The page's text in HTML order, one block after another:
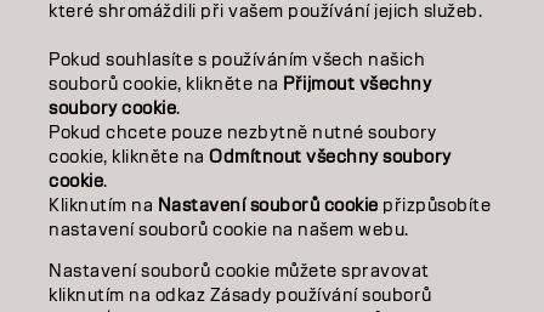
STYLING
INSPIRACE
VZDĚLÁVÁNÍ
O NÁS
SALON FINDER
STAŇTE SE PARTNEREM
které shromáždili při vašem používání jejich služeb.
Pokud souhlasíte s používáním všech našich
souborů cookie, klikněte na Přijmout všechny
soubory cookie.
Pokud chcete pouze nezbytně nutné soubory
cookie, klikněte naOdmítnout všechny soubory
cookie.
Kliknutím na Nastavení souborů cookie přizpůsobíte
nastavení souborů cookie na našem webu.
Nastavení souborů cookie můžete spravovat
kliknutím na odkaz Zásady používání souborů